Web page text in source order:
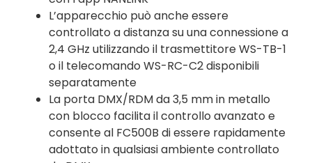
L’apparecchio può anche essere
controllato a distanza su una connessione a
2,4 GHz utilizzando il trasmettitore WS-TB-1
o il telecomando WS-RC-C2 disponibili
separatamente
La porta DMX/RDM da 3,5 mm in metallo
con blocco facilita il controllo avanzato e
consente al FC500B di essere rapidamente
adottato in qualsiasi ambiente controllato